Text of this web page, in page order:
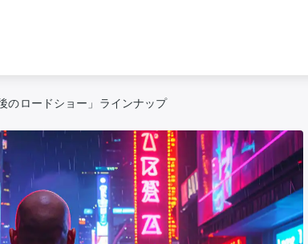
のロードショー」ラインナップ